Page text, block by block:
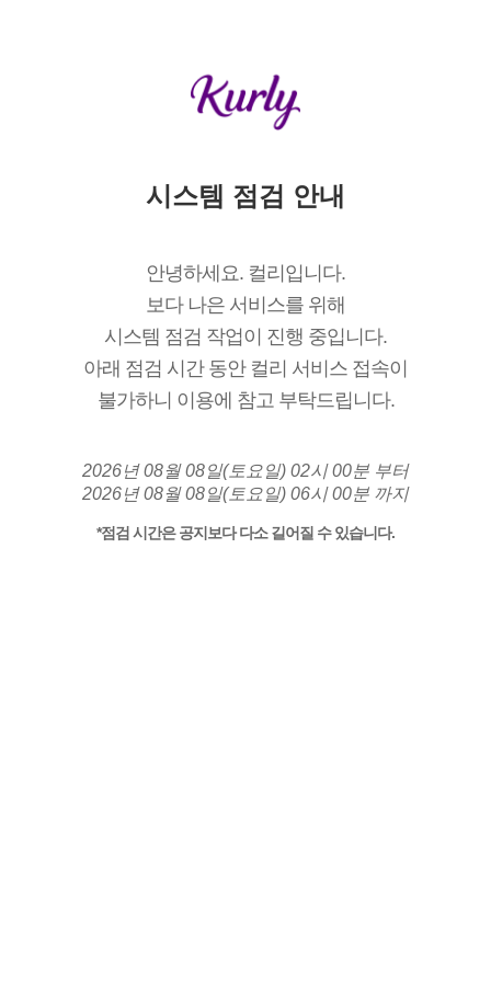
시스템 점검 안내
안녕하세요. 컬리입니다.
보다 나은 서비스를 위해
시스템 점검 작업이 진행 중입니다.
아래 점검 시간 동안 컬리 서비스 접속이
불가하니 이용에 참고 부탁드립니다.
2026년 08월 08일(토요일) 02시 00분 부터
2026년 08월 08일(토요일) 06시 00분 까지
*점검 시간은 공지보다 다소 길어질 수 있습니다.